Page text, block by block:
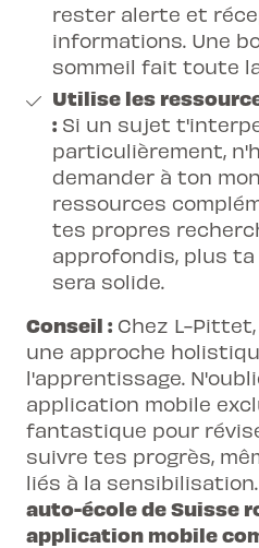
rester alerte et
informations. Une
sommeil fait toute
Utilise les
: Si un sujet
particulièrement,
demander à ton
ressources
tes propres
approfondis, plus
sera solide.
Conseil : Chez L-
une approche
l'apprentissage.
application mobile
fantastique pour
suivre tes progrès,
liés à la
auto-école de Suisse
application mobile